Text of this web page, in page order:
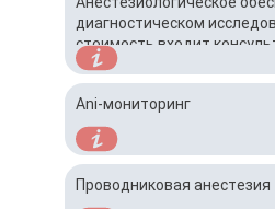
диагностическом
стоимость входит
анестезиолога)
Ani-мониторинг
Проводниковая анестезия